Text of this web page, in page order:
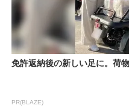
免許返納後の新しい足に。荷
PR(BLAZE)